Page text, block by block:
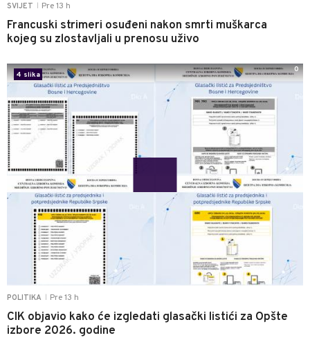
SVIJET Pre 13 h
Francuski strimeri osuđeni nakon smrti muškarca
kojeg su zlostavljali u prenosu uživo
POLITIKA Pre 13 h
CIK objavio kako će izgledati glasački listići za Opšte
izbore 2026. godine
4 slika
0